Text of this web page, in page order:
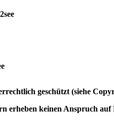
geschützt (siehe
erheben keinen Anspruch